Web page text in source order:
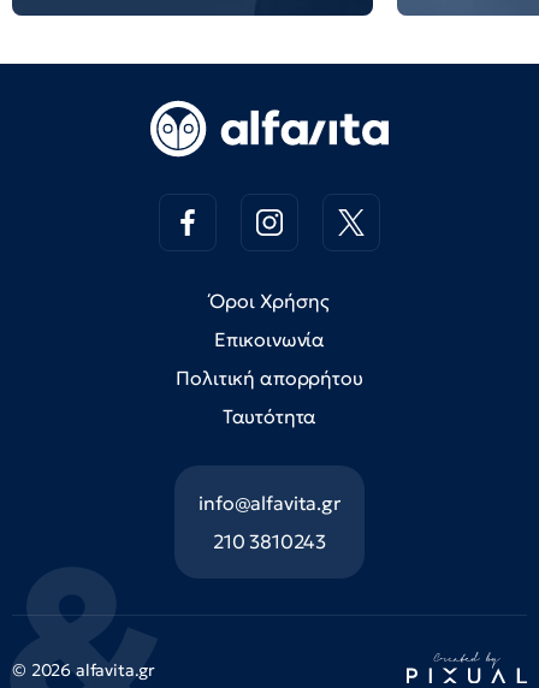
Όροι Χρήσης
Επικοινωνία
Πολιτική απορρήτου
Ταυτότητα
info@alfavita.gr
210 3810243
© 2026 alfavita.gr